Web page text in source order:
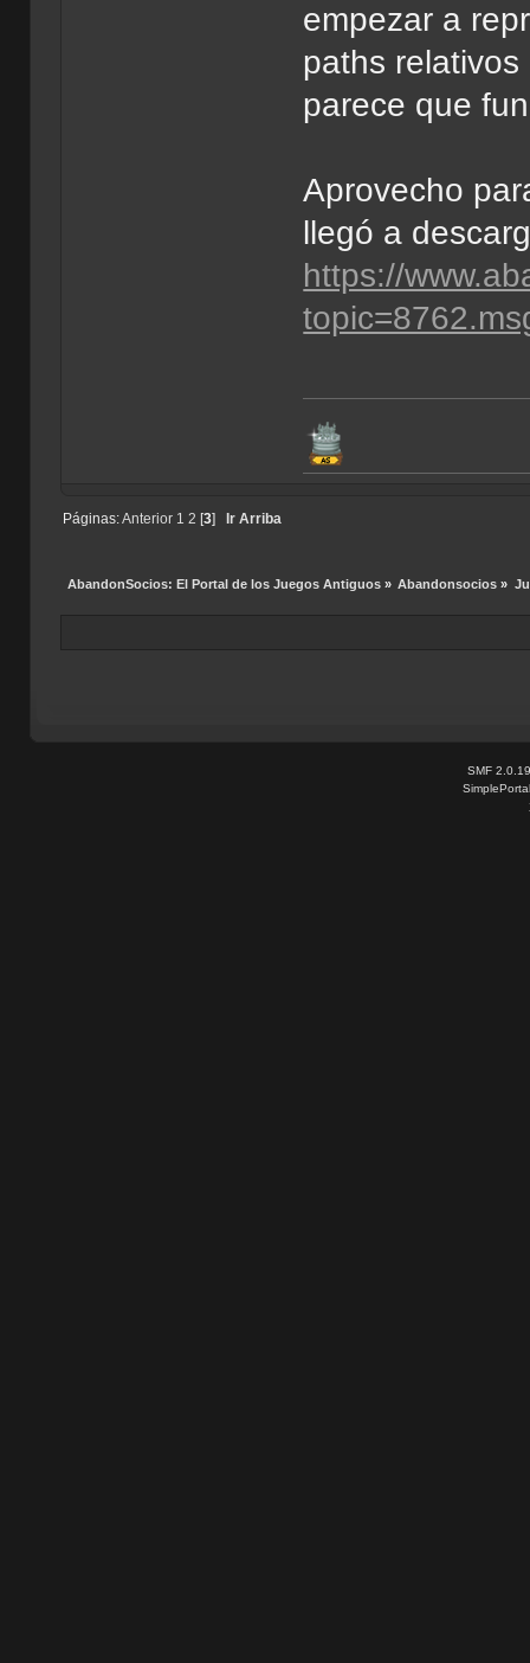
empezar a
paths
parece que
Aprovecho
llegó a
https://
Páginas:Anterior 1 2 3] Ir Arriba
AbandonSocios: El Portal de los Juegos Antiguos» Abandonsocios »
SMF 2.0.19